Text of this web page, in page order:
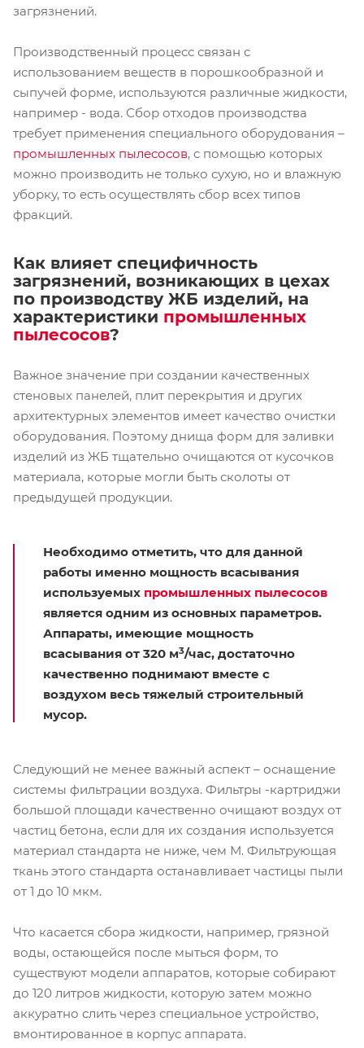
загрязнений.
Производственный процесс связан с
использованием веществ в порошкообразной и
сыпучей форме, используются различные жидкости,
например - вода. Сбор отходов производства
требует применения специального оборудования –
промышленных пылесосов, с помощью которых
можно производить не только сухую, но и влажную
уборку, то есть осуществлять сбор всех типов
фракций.
Как влияет специфичность
загрязнений, возникающих в цехах
по производству ЖБ изделий, на
характеристики промышленных
пылесосов?
Важное значение при создании качественных
стеновых панелей, плит перекрытия и других
архитектурных элементов имеет качество очистки
оборудования. Поэтому днища форм для заливки
изделий из ЖБ тщательно очищаются от кусочков
материала, которые могли быть сколоты от
предыдущей продукции.
Необходимо отметить, что для данной
работы именно мощность всасывания
используемых промышленных пылесосов
является одним из основных параметров.
Аппараты, имеющие мощность
всасывания от 320 м3/час, достаточно
качественно поднимают вместе с
воздухом весь тяжелый строительный
мусор.
Следующий не менее важный аспект – оснащение
системы фильтрации воздуха. Фильтры -картриджи
большой площади качественно очищают воздух от
частиц бетона, если для их создания используется
материал стандарта не ниже, чем М. Фильтрующая
ткань этого стандарта останавливает частицы пыли
от 1 до 10 мкм.
Что касается сбора жидкости, например, грязной
воды, остающейся после мыться форм, то
существуют модели аппаратов, которые собирают
до 120 литров жидкости, которую затем можно
аккуратно слить через специальное устройство,
вмонтированное в корпус аппарата.